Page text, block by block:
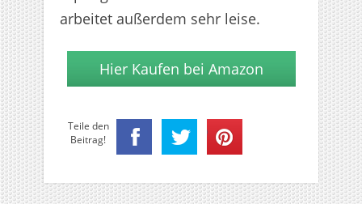
arbeitet außerdem sehr leise.
Hier Kaufen bei Amazon
Teile den
Beitrag!